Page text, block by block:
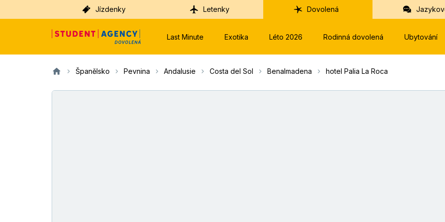
Jízdenky Letenky Dovolená
Last Minute Exotika Léto 2026 Rodinná dovolená Ubytování
Španělsko Pevnina Andalusie Costa del Sol Benalmadena hotel Palia La Roca